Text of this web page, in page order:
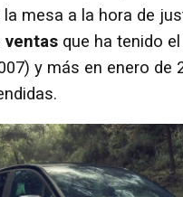
mesa a la hora de
ventas que ha tenido el
y más en enero de